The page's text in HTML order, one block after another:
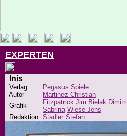
EXPERTEN
Inis
Verlag
Pegasus Spiele
Autor
Martinez Christian
Grafik
Fitzpatrick Jim Bielak Dimitri
Sabrina Wiese Jens
Redaktion Stadler Stefan